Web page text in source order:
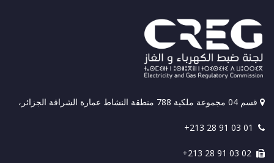
قسم 04 مجموعة ملكية 788 منطقة النشاط عمارة الشراقة الجزائر،
+213 28 91 03 01
+213 28 91 03 02